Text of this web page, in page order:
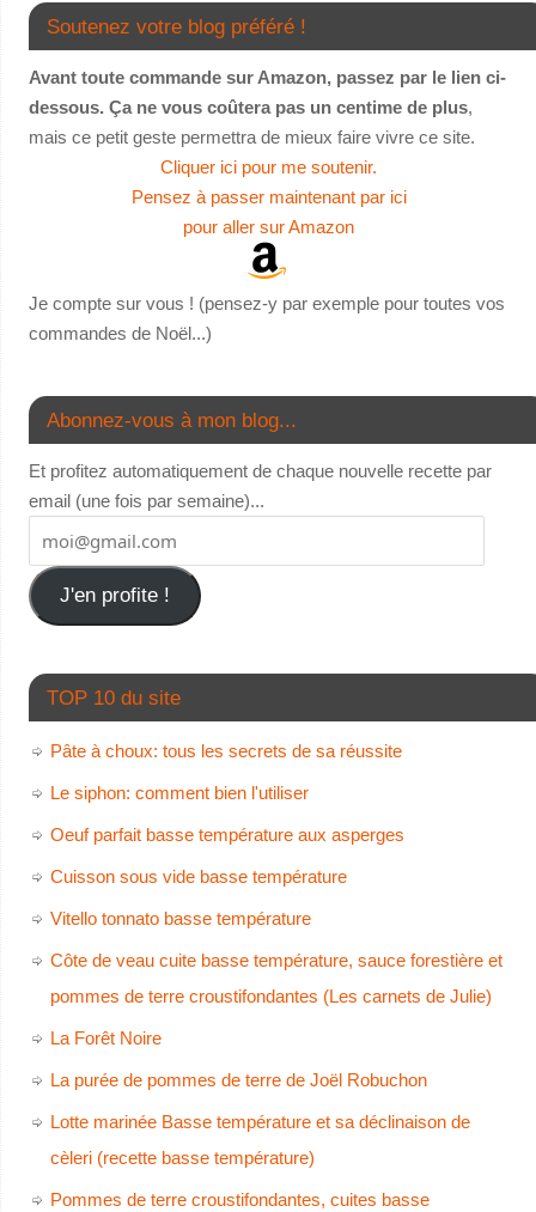
Soutenez votre blog préféré !
Avant toute commande sur Amazon, passez par le lien ci-
dessous. Ça ne vous coûtera pas un centime de plus,
mais ce petit geste permettra de mieux faire vivre ce site.
Cliquer ici pour me soutenir.
Pensez à passer maintenant par ici
pour aller sur Amazon
Je compte sur vous ! (pensez-y par exemple pour toutes vos
commandes de Noël...)
Abonnez-vous à mon blog...
Et profitez automatiquement de chaque nouvelle recette par
email (une fois par semaine)...
J'en profite !
TOP 10 du site
Pâte à choux: tous les secrets de sa réussite
Le siphon: comment bien l'utiliser
Oeuf parfait basse température aux asperges
Cuisson sous vide basse température
Vitello tonnato basse température
Côte de veau cuite basse température, sauce forestière et
pommes de terre croustifondantes (Les carnets de Julie)
La Forêt Noire
La purée de pommes de terre de Joël Robuchon
Lotte marinée Basse température et sa déclinaison de
cèleri (recette basse température)
Pommes de terre croustifondantes, cuites basse